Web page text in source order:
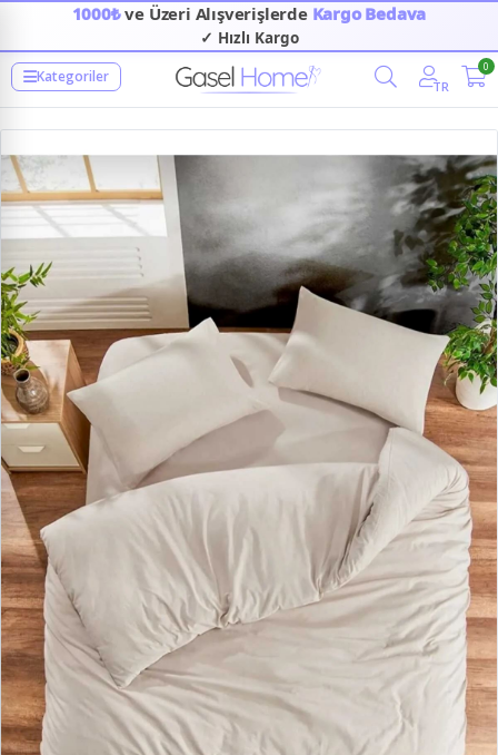
1000₺ve Üzeri Alışverişlerde Kargo Bedava
✓ Hızlı Kargo
Kategoriler
TR
0